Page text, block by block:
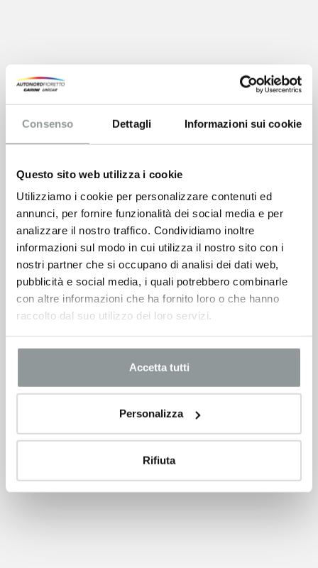
Consenso Dettagli Informazioni sui cookie
Questo sito web utilizza i cookie
Utilizziamo i cookie per personalizzare contenuti ed
annunci, per fornire funzionalità dei social media e per
analizzare il nostro traffico. Condividiamo inoltre
informazioni sul modo in cui utilizza il nostro sito con i
nostri partner che si occupano di analisi dei dati web,
pubblicità e social media, i quali potrebbero combinarle
con altre informazioni che ha fornito loro o che hanno
raccolto dal suo utilizzo dei loro servizi.
Accetta tutti
Personalizza
Rifiuta